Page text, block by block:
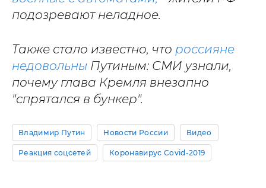
подозревают неладное.
Также стало известно, что россияне
недовольны Путиным: СМИ узнали,
почему глава Кремля внезапно
"спрятался в бункер".
Владимир Путин Новости России Видео
Реакция соцсетей Коронавирус Covid-2019